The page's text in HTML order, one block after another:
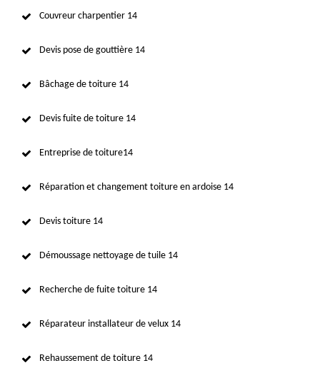
Couvreur charpentier 14
Devis pose de gouttière 14
Bâchage de toiture 14
Devis fuite de toiture 14
Entreprise de toiture14
Réparation et changement toiture en ardoise 14
Devis toiture 14
Démoussage nettoyage de tuile 14
Recherche de fuite toiture 14
Réparateur installateur de velux 14
Rehaussement de toiture 14